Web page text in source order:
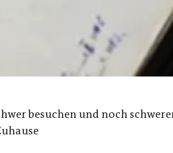
besuchen und noch